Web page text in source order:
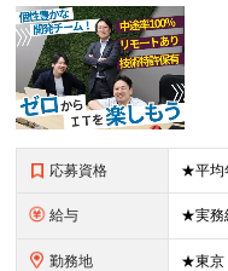
応募資格
給与
勤務地